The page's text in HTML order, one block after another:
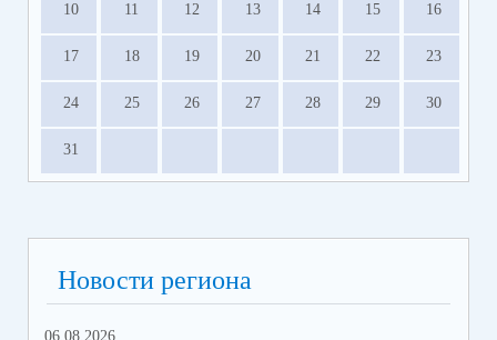
10 11 12 13 14 15 16
17 18 19 20 21 22 23
24 25 26 27 28 29 30
31
Новости региона
06.08.2026